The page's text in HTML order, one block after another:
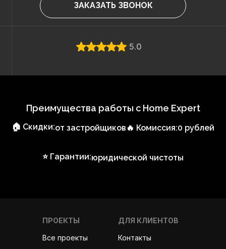
5.0
ЗАКАЗАТЬ ЗВОНОК
Преимущества работы с Home Expert
🏠 Скидки:от застройщиков 🔥 Комиссия:0 рублей
⭐ Гарантии:юридической чистоты
ПРОЕКТЫ
ДЛЯ КЛИЕНТОВ
Контакты
Все проекты